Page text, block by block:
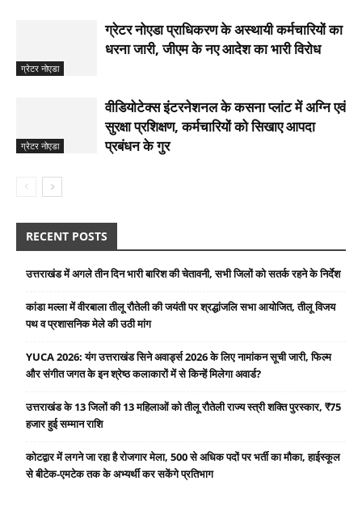
ग्रेटर नोएडा
ग्रेटर नोएडा प्राधिकरण के अस्थायी कर्मचारियों का
धरना जारी, जीएम के नए आदेश का भारी विरोध
ग्रेटर नोएडा
वीडियोटेक्स इंटरनेशनल के कसना प्लांट में अग्नि एवं
सुरक्षा प्रशिक्षण, कर्मचारियों को सिखाए आपदा
प्रबंधन के गुर
RECENT POSTS
उत्तराखंड में अगले तीन दिन भारी बारिश की चेतावनी, सभी जिलों को सतर्क रहने के निर्देश
कांडा मल्ला में वीरबाला तीलू रौतेली की जयंती पर श्रद्धांजलि सभा आयोजित, तीलू विजय
पथ व प्रशासनिक मेले की उठी मांग
YUCA 2026: यंग उत्तराखंड सिने अवार्ड्स 2026 के लिए नामांकन सूची जारी, फिल्म
और संगीत जगत के इन श्रेष्ठ कलाकारों में से किन्हें मिलेगा अवार्ड?
उत्तराखंड के 13 जिलों की 13 महिलाओं को तीलू रौतेली राज्य स्त्री शक्ति पुरस्कार, ₹75
हजार हुई सम्मान राशि
कोटद्वार में लगने जा रहा है रोजगार मेला, 500 से अधिक पदों पर भर्ती का मौका, हाईस्कूल
से बीटेक-एमटेक तक के अभ्यर्थी कर सकेंगे प्रतिभाग